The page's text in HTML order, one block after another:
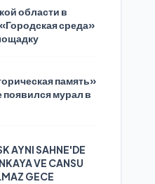
области в
среда»
память»
мурал в
AYNI SAHNE'DE
VE CANSU
GECE